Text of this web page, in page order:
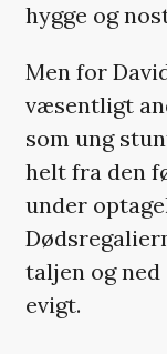
hygge og
Men for
væsentligt
som ung
helt fra den
under
taljen og
evigt.